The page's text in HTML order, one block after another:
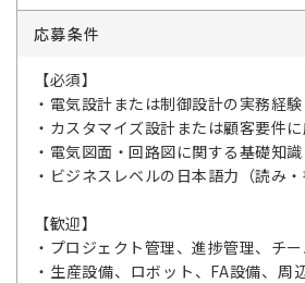
応募条件
【必須】
・電気設計または制御設計の実務経験
・カスタマイズ設計または顧客要件
・電気図面・回路図に関する基礎知識
・ビジネスレベルの日本語力（読み・
【歓迎】
・プロジェクト管理、進捗管理、チ
・生産設備、ロボット、FA設備、周